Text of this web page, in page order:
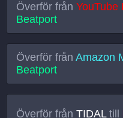
Överför frånYouTube
Beatport
Överför frånAmazon
Beatport
Överför frånTIDALtill